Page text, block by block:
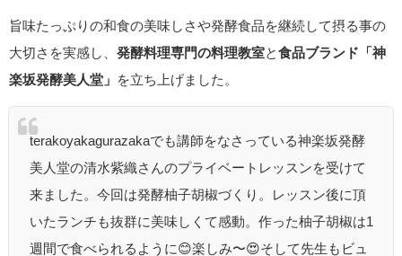
旨味たっぷりの和食の美味しさや発酵食品を継続して摂る事の
大切さを実感し、 発酵料理専門の料理教室と 食品ブランド「神
楽坂発酵美人堂」
を立ち上げました。
terakoyakagurazakaでも講師をなさっている神楽坂発酵
美人堂の清水紫織さんのプライベートレッスンを受けて
来ました。今回は発酵柚子胡椒づくり。レッスン後に頂
いたランチも抜群に美味しくて感動。作った柚子胡椒は1
週間で食べられるように😊楽しみ〜😍そして先生もビュ